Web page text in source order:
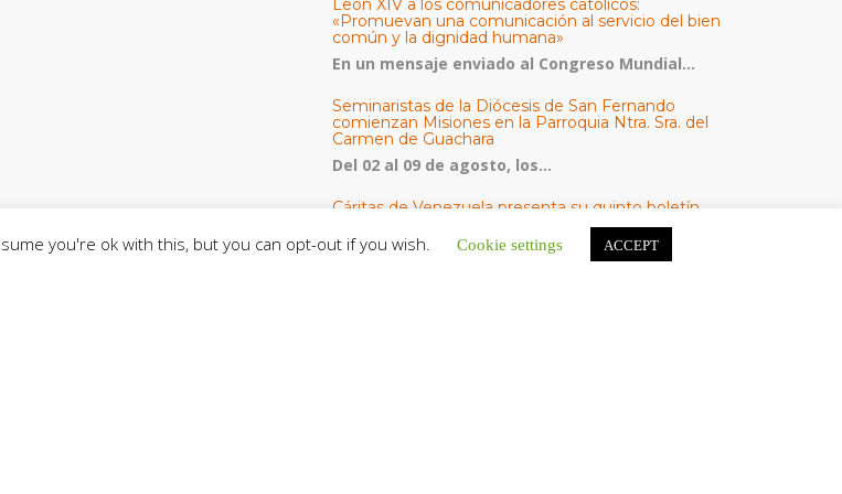
León XIV a los comunicadores católicos:
«Promuevan una comunicación al servicio del bien
común y la dignidad humana»
En un mensaje enviado al Congreso Mundial...
Seminaristas de la Diócesis de San Fernando
comienzan Misiones en la Parroquia Ntra. Sra. del
Carmen de Guachara
Del 02 al 09 de agosto, los...
Cáritas de Venezuela presenta su quinto boletín
sobre la atención a familias tras los terremotos
Cáritas de Venezuela publicó este martes 4...
you're ok with this, but you can opt-out if you wish. Cookie settings ACCEPT